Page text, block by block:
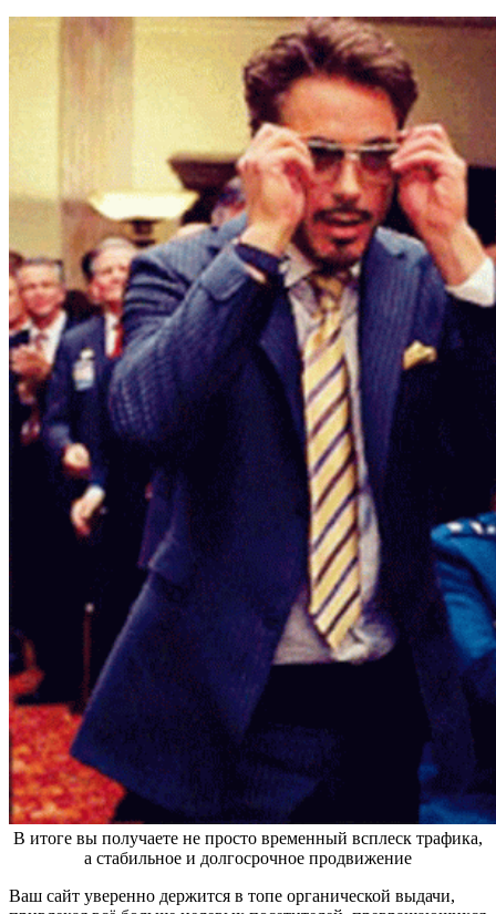
В итоге вы получаете не просто временный всплеск трафика,
а стабильное и долгосрочное продвижение
Ваш сайт уверенно держится в топе органической выдачи,